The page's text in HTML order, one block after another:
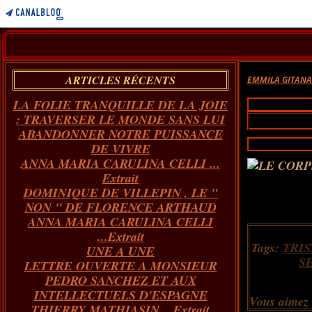
ARTICLES RÉCENTS
LA FOLIE TRANQUILLE DE LA JOIE
: TRAVERSER LE MONDE SANS LUI
ABANDONNER NOTRE PUISSANCE
DE VIVRE
ANNA MARIA CARULINA CELLI ...
Extrait
DOMINIQUE DE VILLEPIN , LE "
NON " DE FLORENCE ARTHAUD
ANNA MARIA CARULINA CELLI
...Extrait
UNE A UNE
LETTRE OUVERTE A MONSIEUR
PEDRO SANCHEZ ET AUX
INTELLECTUELS D'ESPAGNE
EMMILA GITANA
Tags:
Vous aimez